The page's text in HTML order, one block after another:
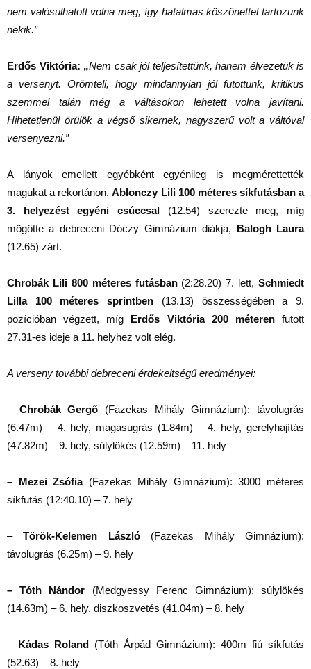
nem valósulhatott volna meg, így hatalmas köszönettel tartozunk
nekik.”
Erdős Viktória: „Nem csak jól teljesítettünk, hanem élvezetük is
a versenyt. Örömteli, hogy mindannyian jól futottunk, kritikus
szemmel talán még a váltásokon lehetett volna javítani.
Hihetetlenül örülök a végső sikernek, nagyszerű volt a váltóval
versenyezni.”
A lányok emellett egyébként egyénileg is megmérettették
magukat a rekortánon.Ablonczy Lili 100 méteres síkfutásban a
3. helyezést egyéni csúccsal (12.54) szerezte meg, míg
mögötte a debreceni Dóczy Gimnázium diákja, Balogh Laura
(12.65) zárt.
Chrobák Lili 800 méteres futásban(2:28.20) 7. lett, Schmiedt
Lilla 100 méteres sprintben (13.13) összességében a 9.
pozícióban végzett, míg Erdős Viktória 200 méterenfutott
27.31-es ideje a 11. helyhez volt elég.
A verseny további debreceni érdekeltségű eredményei:
– Chrobák Gergő (Fazekas Mihály Gimnázium): távolugrás
(6.47m) – 4. hely, magasugrás (1.84m) – 4. hely, gerelyhajítás
(47.82m) – 9. hely, súlylökés (12.59m) – 11. hely
– Mezei Zsófia(Fazekas Mihály Gimnázium): 3000 méteres
síkfutás (12:40.10) – 7. hely
–Török-Kelemen László(Fazekas Mihály Gimnázium):
távolugrás (6.25m) – 9. hely
– Tóth Nándor (Medgyessy Ferenc Gimnázium): súlylökés
(14.63m) – 6. hely, diszkoszvetés (41.04m) – 8. hely
– Kádas Roland (Tóth Árpád Gimnázium): 400m fiú síkfutás
(52.63) – 8. hely